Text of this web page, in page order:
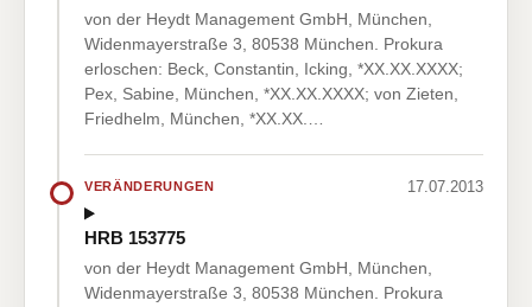
von der Heydt Management GmbH, München,
Widenmayerstraße 3, 80538 München. Prokura
erloschen: Beck, Constantin, Icking, *XX.XX.XXXX;
Pex, Sabine, München, *XX.XX.XXXX; von Zieten,
Friedhelm, München, *XX.XX.…
VERÄNDERUNGEN 17.07.2013
HRB 153775
von der Heydt Management GmbH, München,
Widenmayerstraße 3, 80538 München. Prokura